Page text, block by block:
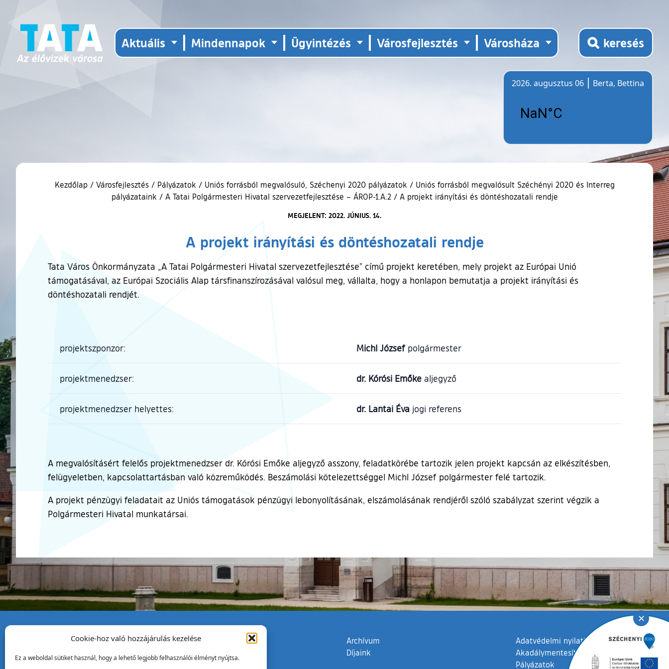
Cookie-hoz való hozzájárulás kezelése
Ez a weboldal sütiket használ, hogy a lehető legjobb felhasználói élményt nyújtsa.
Aktuális Mindennapok Ügyintézés Városfejlesztés Városháza keresés
2026. augusztus 06
Berta, Bettina
Kezdőlap / Városfejlesztés / Pályázatok / Uniós forrásból megvalósuló, Széchenyi 2020 pályázatok / Uniós forrásból megvalósult Széchényi 2020 és Interreg
pályázataink / A Tatai Polgármesteri Hivatal szervezetfejlesztése – ÁROP-1.A.2 / A projekt irányítási és döntéshozatali rendje
MEGJELENT: 2022. JÚNIUS. 14.
A projekt irányítási és döntéshozatali rendje
Tata Város Önkormányzata „A Tatai Polgármesteri Hivatal szervezetfejlesztése” című projekt keretében, mely projekt az Európai Unió
támogatásával, az Európai Szociális Alap társfinanszírozásával valósul meg, vállalta, hogy a honlapon bemutatja a projekt irányítási és
döntéshozatali rendjét.
projektszponzor: Michl Józsefpolgármester
projektmenedzser: dr. Kórósi Emőke aljegyző
projektmenedzser helyettes: dr. Lantai Éva jogi referens
A megvalósításért felelős projektmenedzser dr. Kórósi Emőke aljegyző asszony, feladatkörébe tartozik jelen projekt kapcsán az elkészítésben,
felügyeletben, kapcsolattartásban való közreműködés. Beszámolási kötelezettséggel Michl József polgármester felé tartozik.
A projekt pénzügyi feladatait az Uniós támogatások pénzügyi lebonyolításának, elszámolásának rendjéről szóló szabályzat szerint végzik a
Polgármesteri Hivatal munkatársai.
Tata Város Önkormányzata
2890 Tata, Kossuth tér 1.
Archívum
Díjaink
Adatvédelmi nyilatkozat
Akadálymentesítési nyilatkozat
Pályázatok
✕